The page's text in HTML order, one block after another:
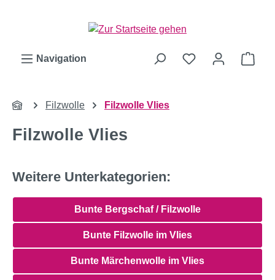
Navigation
Filzwolle Filzwolle Vlies
Filzwolle Vlies
Weitere Unterkategorien:
Bunte Bergschaf / Filzwolle
Bunte Filzwolle im Vlies
Bunte Märchenwolle im Vlies